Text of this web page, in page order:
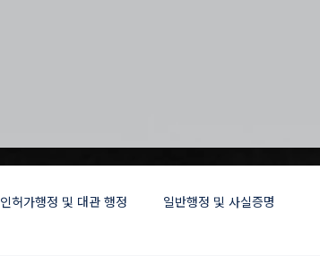
인허가행정 및 대관 행정 일반행정 및 사실증명